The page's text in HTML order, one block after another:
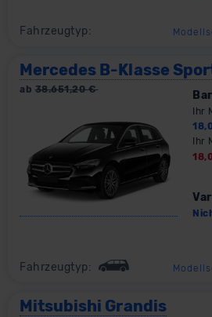
Fahrzeugtyp:
Mercedes B-Klasse
ab 38.651,20€
Ihr
Ihr
Fahrzeugtyp:
Mitsubishi Grandis